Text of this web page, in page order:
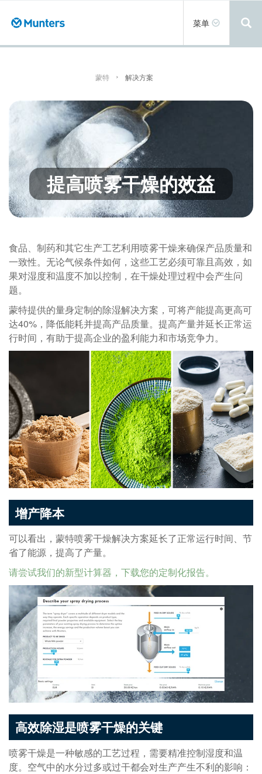
Toggle
菜单
蒙特 解决方案
提高喷雾干燥的效益
食品、制药和其它生产工艺利用喷雾干燥来确保产品质量和
一致性。无论气候条件如何，这些工艺必须可靠且高效，如
果对湿度和温度不加以控制，在干燥处理过程中会产生问
题。
蒙特提供的量身定制的除湿解决方案，可将产能提高更高可
达40%，降低能耗并提高产品质量。提高产量并延长正常运
行时间，有助于提高企业的盈利能力和市场竞争力。
增产降本
可以看出，蒙特喷雾干燥解决方案延长了正常运行时间、节
省了能源，提高了产量。
请尝试我们的新型计算器，下载您的定制化报告。
高效除湿是喷雾干燥的关键
喷雾干燥是一种敏感的工艺过程，需要精准控制湿度和温
度。空气中的水分过多或过干都会对生产产生不利的影响：